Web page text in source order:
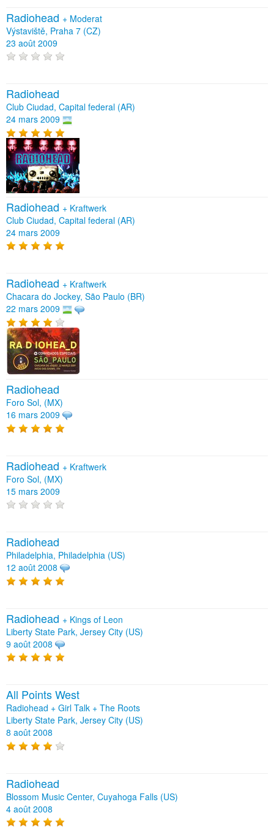
Radiohead + Moderat
Výstaviště, Praha 7 (CZ)
23 août 2009
Radiohead
Club Ciudad, Capital federal (AR)
24 mars 2009
Radiohead + Kraftwerk
Club Ciudad, Capital federal (AR)
24 mars 2009
Radiohead + Kraftwerk
Chacara do Jockey, São Paulo (BR)
22 mars 2009
Radiohead
Foro Sol, (MX)
16 mars 2009
Radiohead + Kraftwerk
Foro Sol, (MX)
15 mars 2009
Radiohead
Philadelphia, Philadelphia (US)
12 août 2008
Radiohead + Kings of Leon
Liberty State Park, Jersey City (US)
9 août 2008
All Points West
Radiohead + Girl Talk + The Roots
Liberty State Park, Jersey City (US)
8 août 2008
Radiohead
Blossom Music Center, Cuyahoga Falls (US)
4 août 2008